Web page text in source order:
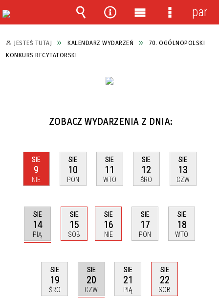
JESTEŚ TUTAJ KALENDARZ WYDARZEŃ
70. OGÓLNOPOLSKI
KONKURS RECYTATORSKI
ZOBACZ WYDARZENIA Z DNIA:
SIE
9
NIE
SIE
10
PON
SIE
11
WTO
SIE
12
ŚRO
SIE
13
CZW
SIE
14
PIĄ
SIE
15
SOB
SIE
16
NIE
SIE
17
PON
SIE
18
WTO
SIE
19
ŚRO
SIE
20
CZW
SIE
21
PIĄ
SIE
22
SOB
Wyszukiwarka
Narzędzia
Menu
główne
Menu
panel